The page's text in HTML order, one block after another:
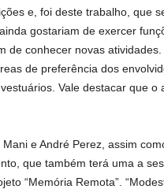
e, foi deste trabalho, que
gostariam de exercer
de conhecer novas
de preferência dos
Vale destacar que
e André Perez, assim
que também terá uma a
“Memória Remota”.